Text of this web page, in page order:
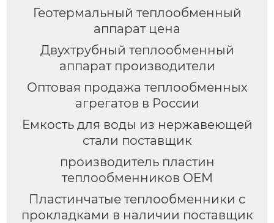
Геотермальный теплообменный
аппарат цена
Двухтрубный теплообменный
аппарат производители
Оптовая продажа теплообменных
агрегатов в России
Емкость для воды из нержавеющей
стали поставщик
производитель пластин
теплообменников OEM
Пластинчатые теплообменники с
прокладками в наличии поставщик